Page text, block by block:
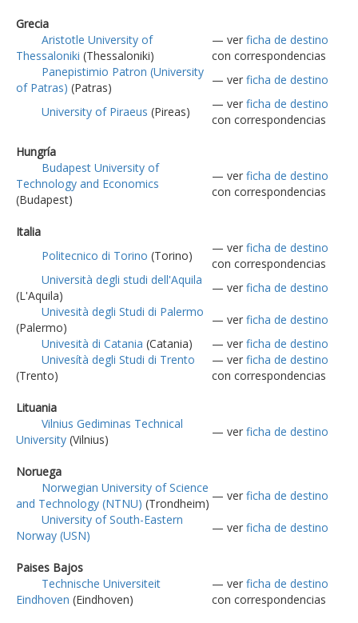
Grecia
Aristotle University of
Thessaloniki (Thessaloniki)
— ver ficha de destino
con correspondencias
Panepistimio Patron (University
of Patras) (Patras)
— ver ficha de destino
University of Piraeus (Pireas)
— ver ficha de destino
con correspondencias
Hungría
Budapest University of
Technology and Economics
(Budapest)
— ver ficha de destino
con correspondencias
Italia
Politecnico di Torino (Torino)
— ver ficha de destino
con correspondencias
Università degli studi dell'Aquila
(L'Aquila)
— ver ficha de destino
Univesità degli Studi di Palermo
(Palermo)
— ver ficha de destino
Univesità di Catania (Catania) — ver ficha de destino
Univesítà degli Studi di Trento
(Trento)
— ver ficha de destino
con correspondencias
Lituania
Vilnius Gediminas Technical
University (Vilnius)
— ver ficha de destino
Noruega
Norwegian University of Science
and Technology (NTNU) (Trondheim)
— ver ficha de destino
University of South-Eastern
Norway (USN)
— ver ficha de destino
Paises Bajos
Technische Universiteit
Eindhoven (Eindhoven)
— ver ficha de destino
con correspondencias